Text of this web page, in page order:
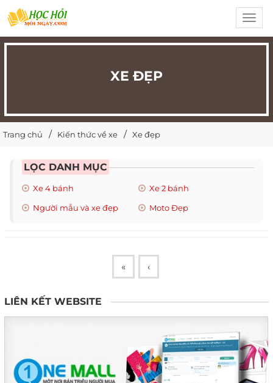
XE ĐẸP
Trang chủ Kiến thức về xe Xe đẹp
LỌC DANH MỤC
Xe 4 bánh
Xe 2 bánh
Người mẫu và xe đẹp
Moto Đẹp
« ‹
LIÊN KẾT WEBSITE